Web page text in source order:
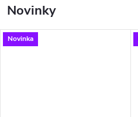
j
l
Novinky
Novinka